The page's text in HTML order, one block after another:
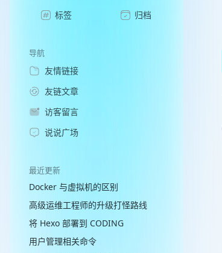
标签 归档
导航
友情链接
友链文章
访客留言
说说广场
最近更新
Docker 与虚拟机的区别
高级运维工程师的升级打怪路线
将 Hexo 部署到 CODING
用户管理相关命令